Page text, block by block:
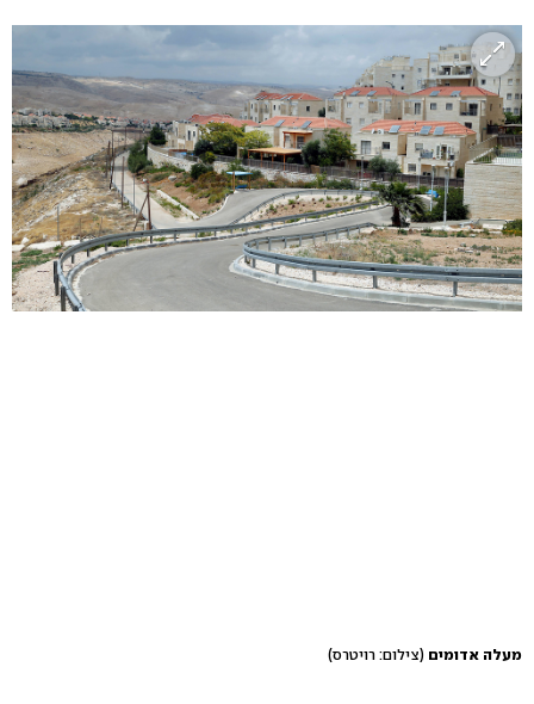
מעלה אדומים (צילום: רויטרס)